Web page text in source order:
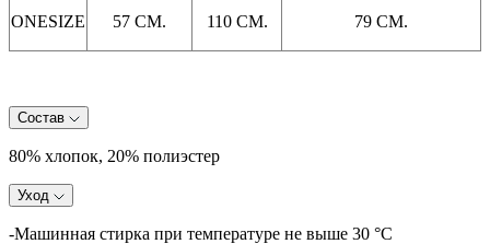
ONESIZE 57 СМ. 110 СМ. 79 СМ.
Состав
80% хлопок, 20% полиэстер
Уход
-Машинная стирка при температуре не выше 30 °C